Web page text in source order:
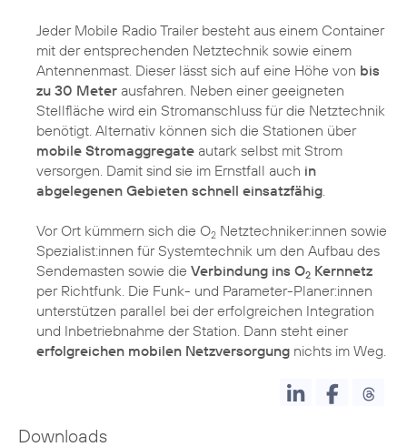
Jeder Mobile Radio Trailer besteht aus einem Container
mit der entsprechenden Netztechnik sowie einem
Antennenmast. Dieser lässt sich auf eine Höhe von bis
zu 30 Meter ausfahren. Neben einer geeigneten
Stellfläche wird ein Stromanschluss für die Netztechnik
benötigt. Alternativ können sich die Stationen über
mobile Stromaggregate autark selbst mit Strom
versorgen. Damit sind sie im Ernstfall auch in
abgelegenen Gebieten schnell einsatzfähig
Vor Ort kümmern sich die O2 Netztechniker:innen sowie
Spezialist:innen für Systemtechnik um den Aufbau des
Sendemasten sowie die Verbindung ins O2 Kernnetz
per Richtfunk. Die Funk- und Parameter-Planer:innen
unterstützen parallel bei der erfolgreichen Integration
und Inbetriebnahme der Station. Dann steht einer
erfolgreichen mobilen Netzversorgung nichts im Weg.
Downloads